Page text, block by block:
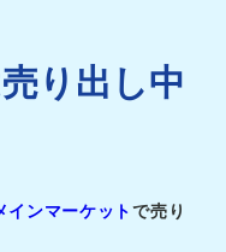
り出し中
インマーケットで売り